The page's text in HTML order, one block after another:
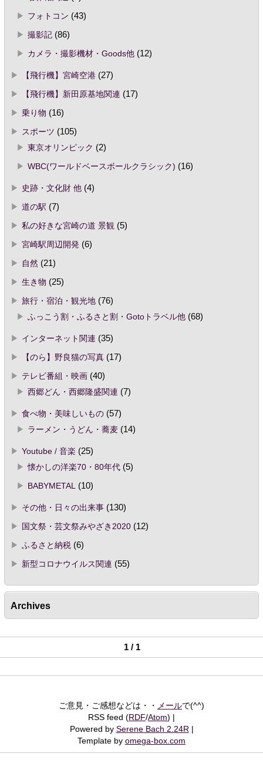
フォトコン (43)
撮影記(86)
カメラ・撮影機材・Goods他(12)
【飛行機】宮崎空港(27)
【飛行機】新田原基地関連 (17)
乗り物 (16)
スポーツ (105)
東京オリンピック (2)
WBC(ワールドベースボールクラシック) (16)
史跡・文化財 他(4)
道の駅 (7)
私の好きな宮崎の道 景観(5)
宮崎駅周辺開発(6)
自然 (21)
生き物 (25)
旅行・宿泊・観光地(76)
ふっこう割・ふるさと割・Gotoトラベル他(68)
インターネット関連 (35)
【のら】野良猫の写真(17)
テレビ番組・映画(40)
西郷どん・西郷隆盛関連 (7)
食べ物・美味しいもの(57)
ラーメン・うどん・蕎麦(14)
Youtube / 音楽 (25)
懐かしの洋楽70・80年代(5)
BABYMETAL(10)
その他・日々の出来事(130)
国文祭・芸文祭みやざき2020(12)
ふるさと納税(6)
新型コロナウイルス関連 (55)
Archives
1 / 1
ご意見・ご感想などは・・ メールで(^^)
RSS feed (RDF/Atom)
Powered by Serene Bach 2.24R
Template by omega-box.com